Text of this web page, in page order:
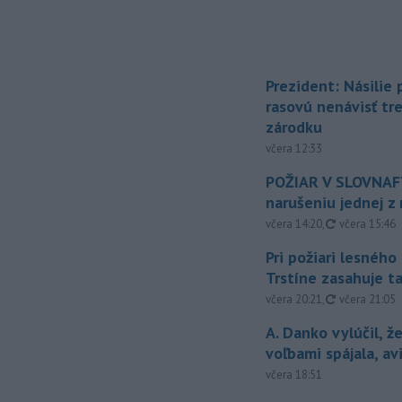
Prezident: Násilie
rasovú nenávisť
zárodku
včera 12:33
POŽIAR V
narušeniu jednej z
včera 14:20, aktualizované
včera 15:46
Pri požiari
Trstíne zasahuje
včera 20:21, aktualizované
včera 21:05
A. Danko vylúčil,
voľbami spájala,
včera 18:51